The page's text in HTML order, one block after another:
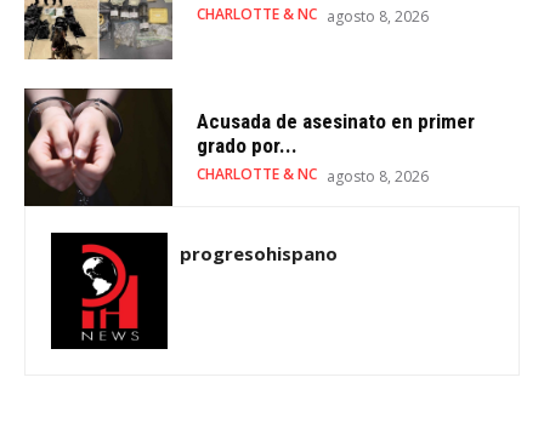
CHARLOTTE & NC agosto 8, 2026
Acusada de asesinato en primer
grado por...
CHARLOTTE & NC agosto 8, 2026
progresohispano